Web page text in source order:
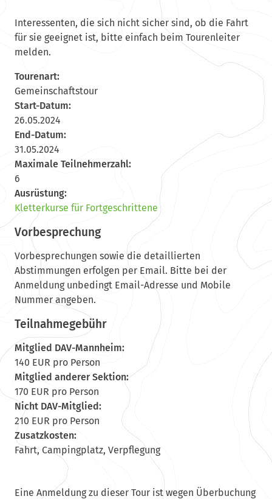
Interessenten, die sich nicht sicher sind, ob die Fahrt
für sie geeignet ist, bitte einfach beim Tourenleiter
melden.
Tourenart:
Gemeinschaftstour
Start-Datum:
26.05.2024
End-Datum:
31.05.2024
Maximale Teilnehmerzahl:
6
Ausrüstung:
Kletterkurse für Fortgeschrittene
Vorbesprechung
Vorbesprechungen sowie die detaillierten
Abstimmungen erfolgen per Email. Bitte bei der
Anmeldung unbedingt Email-Adresse und Mobile
Nummer angeben.
Teilnahmegebühr
Mitglied DAV-Mannheim:
140 EUR pro Person
Mitglied anderer Sektion:
170 EUR pro Person
Nicht DAV-Mitglied:
210 EUR pro Person
Zusatzkosten:
Fahrt, Campingplatz, Verpflegung
Eine Anmeldung zu dieser Tour ist wegen Überbuchung